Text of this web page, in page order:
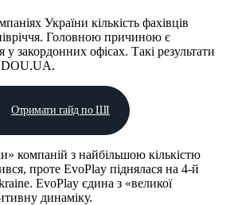
України кількість фахівців
Головною причиною є
у закордонних офісах. Такі результати
DOU.UA.
Отримати гайд по ШІ
компаній з найбільшою кількістю
проте EvoPlay піднялася на 4-й
EvoPlay єдина з «великої
динаміку.